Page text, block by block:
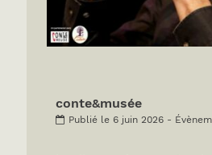
conte&musée
Publié le 6 juin 2026 -